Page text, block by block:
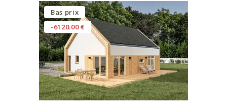
Bas prix
-6120.00 €